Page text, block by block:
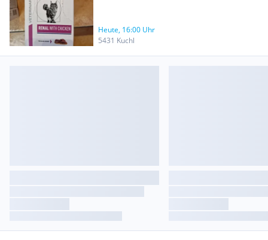
Heute, 16:00 Uhr
5431 Kuchl